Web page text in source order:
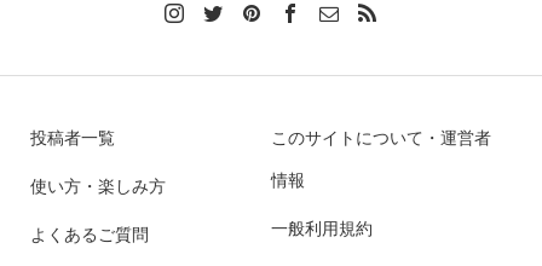
投稿者一覧
使い方・楽しみ方
よくあるご質問
このサイトについて・運営者
情報
一般利用規約